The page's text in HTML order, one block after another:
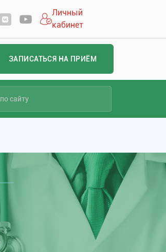
Личный
кабинет
ЗАПИСАТЬСЯ НА ПРИЁМ